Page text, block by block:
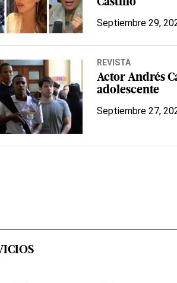
Castillo
Septiembre 29,
REVISTA
Actor Andrés
adolescente
Septiembre 27,